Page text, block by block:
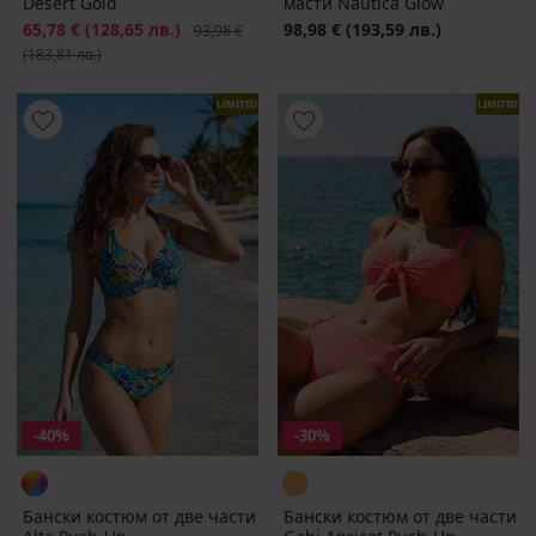
Намаление
65,78 € (128,65 лв.) Първоначална цена
93,98 €
(183,81 лв.)
98,98 € (193,59 лв.)
LIMITED
-40%
Бански костюм от две части
LIMITED
-30%
Бански костюм от две части